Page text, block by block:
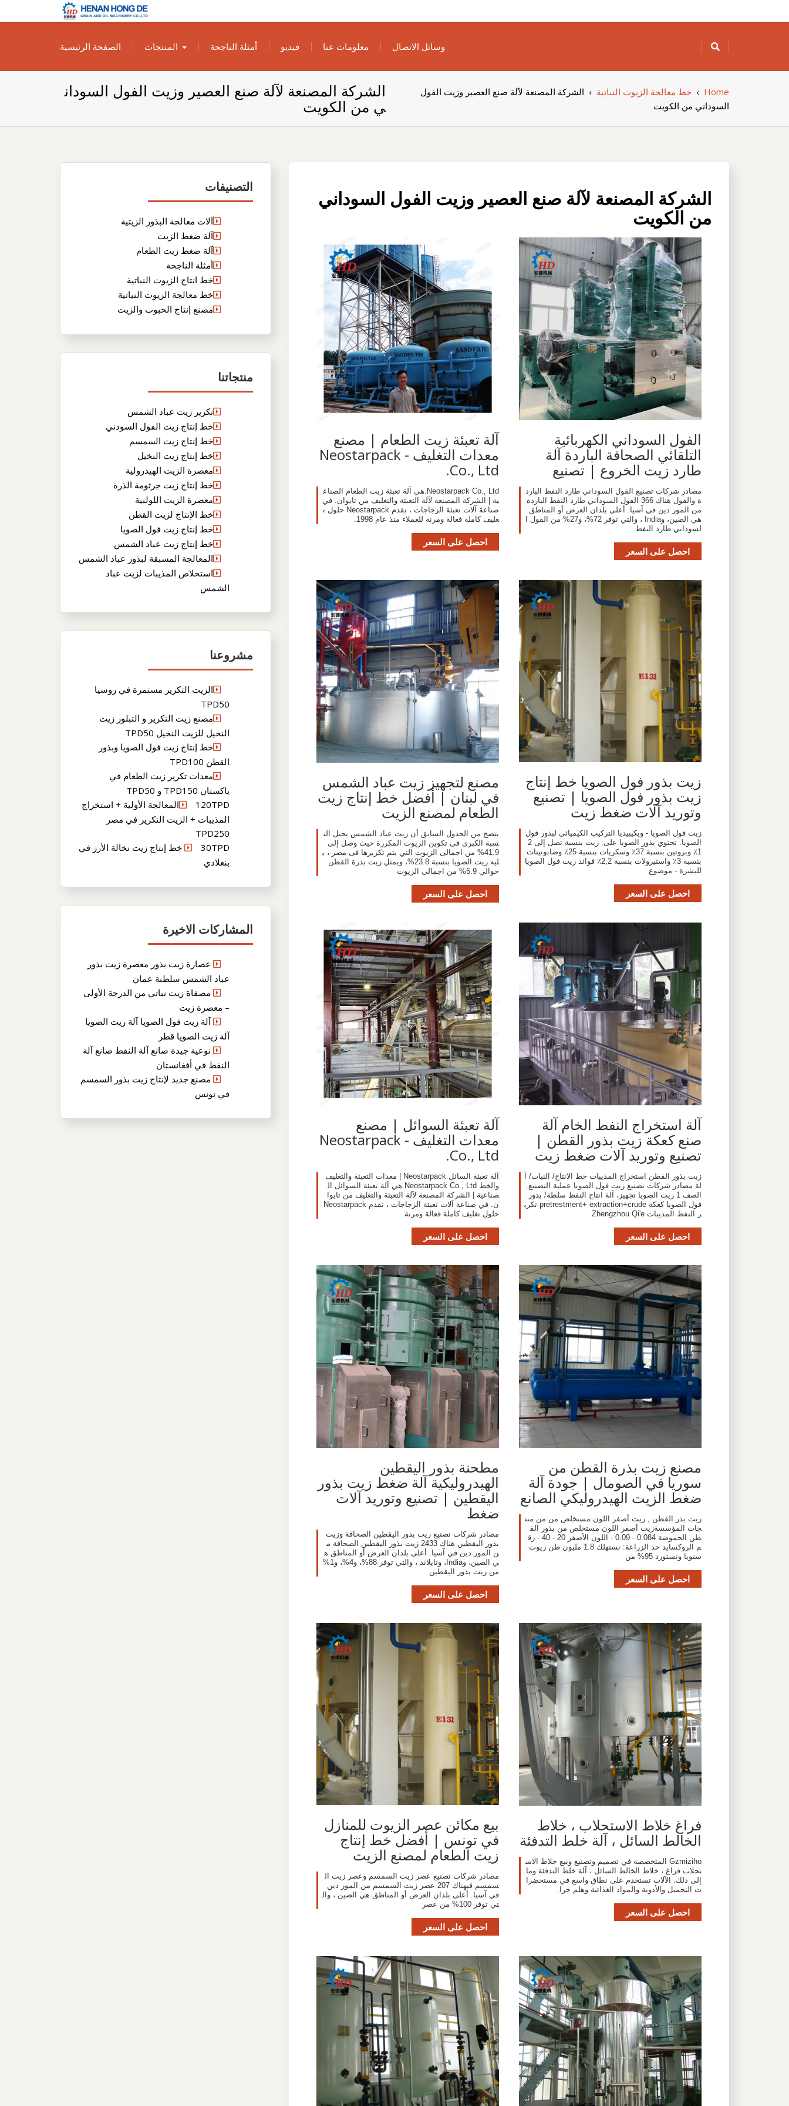
to
الزيوت النباتية
الخاص بك
الصفحة الرئيسية
المنتجات أمثلة الناجحة فيديو معلومات عنا وسائل الاتصال
الشركة المصنعة لآلة صنع العصير وزيت الفول السودان
ي من الكويت
Home
› خط معالجة الزيوت النباتية › الشركة المصنعة لآلة صنع العصير وزيت الفول
السوداني من الكويت
التصنيفات
آلات معالجة البذور الزيتية
آلة ضغط الزيت
آلة ضغط زيت الطعام
أمثلة الناجحة
خط انتاج الزيوت النباتية
خط معالجة الزيوت النباتية
مصنع إنتاج الحبوب والزيت
منتجاتنا
تكرير زيت عباد الشمس
خط إنتاج زيت الفول السودني
خط إنتاج زيت السمسم
خط إنتاج زيت النخيل
معصرة الزيت الهيدرولية
خط إنتاج زيت جرثومة الذرة
معصرة الزيت اللولبية
خط الإنتاج لزيت القطن
خط إنتاج زيت فول الصويا
خط إنتاج زيت عباد الشمس
المعالجة المسبقة لبذور عباد الشمس
استخلاص المذيبات لزيت عباد
الشمس
مشروعنا
الزيت التكرير مستمرة في روسيا
TPD50
مصنع زيت التكرير و التبلور زيت
النخيل للزيت النخيل TPD50
خط إنتاج زيت فول الصويا وبذور
القطن TPD100
معدات تكرير زيت الطعام في
باكستان TPD150 و TPD50
120TPDالمعالجة الأولية + استخراج
المذيبات + الزيت التكرير في مصر
TPD250
30TPD خط إنتاج زيت نخالة الأرز في
بنغلادي
المشاركات الاخيرة
عصارة زيت بذور معصرة زيت بذور
عباد الشمس سلطنة عمان
مصفاة زيت نباتي من الدرجة الأولى
– معصرة زيت
آلة زيت فول الصويا آلة زيت الصويا
آلة زيت الصويا قطر
نوعية جيدة صانع آلة النفط صانع آلة
النفط في أفغانستان
مصنع جديد لإنتاج زيت بذور السمسم
في تونس
الشركة المصنعة لآلة صنع العصير وزيت الفول السوداني
من الكويت
الفول السوداني الكهربائية
التلقائي الصحافة الباردة آلة
طارد زيت الخروع | تصنيع
مصادر شركات تصنيع الفول السوداني طارد النفط البارد
ة والفول هناك 366 الفول السوداني طارد النفط الباردة
من المور دين في آسيا. أعلى بلدان العرض أو المناطق
هي الصين، وIndia ، والتي توفر 72%، و27% من الفول ا
لسوداني طارد النفط
احصل على السعر
آلة تعبئة زيت الطعام | مصنع
معدات التغليف - Neostarpack
Co., Ltd.
Neostarpack Co., Ltd.هي آلة تعبئة زيت الطعام الصناع
ية | الشركة المصنعة لآلة التعبئة والتغليف من تايوان. في
صناعة آلات تعبئة الزجاجات ، تقدم Neostarpack حلول ت
غليف كاملة فعالة ومرنة للعملاء منذ عام 1998.
احصل على السعر
زيت بذور فول الصويا خط إنتاج
زيت بذور فول الصويا | تصنيع
وتوريد آلات ضغط زيت
زيت فول الصويا - ويكيبيديا التركيب الكيميائي لبذور فول
الصويا. تحتوي بذور الصويا على: زيت بنسبة تصل إلى 2
1٪ وبروتين بنسبة 37٪ وسكريات بنسبة 25٪ وصابونينات
بنسبة 3٪ واستيرولات بنسبة 2,2٪ فوائد زيت فول الصويا
للبشرة - موضوع
احصل على السعر
مصنع لتجهيز زيت عباد الشمس
في لبنان | أفضل خط إنتاج زيت
الطعام لمصنع الزيت
يتضح من الجدول السابق أن زيت عباد الشمس يحتل الن
سبة الكبرى فى تكوين الزيوت المكررة حيث وصل إلى
41.9% من اجمالى الزيوت التي يتم تكريرها فى مصر ، ي
ليه زيت الصويا بنسبة 23.8%، ويمثل زيت بذرة القطن
حوالي 5.9% من اجمالى الزيوت
احصل على السعر
آلة استخراج النفط الخام آلة
صنع كعكة زيت بذور القطن |
تصنيع وتوريد آلات ضغط زيت
زيت بذور القطن استخراج المذيبات خط الانتاج/ النبات/ آ
لة مصادر شركات تصنيع زيت فول الصويا عملية التصنيع.
الصف 1 زيت الصويا تجهيز، آلة انتاج النفط سلطة/ بذور
فول الصويا كعكة pretrestment+ extraction+crude تكري
ر النفط المذيبات Zhengzhou Qi'e
احصل على السعر
آلة تعبئة السوائل | مصنع
معدات التغليف - Neostarpack
Co., Ltd.
آلة تعبئة السائل Neostarpack | معدات التعبئة والتغليف
والخط Neostarpack Co., Ltd.هي آلة تعبئة السوائل ال
صناعية | الشركة المصنعة لآلة التعبئة والتغليف من تايوا
ن. في صناعة آلات تعبئة الزجاجات ، تقدم Neostarpack
حلول تغليف كاملة فعالة ومرنة
احصل على السعر
مصنع زيت بذرة القطن من
سوريا في الصومال | جودة آلة
ضغط الزيت الهيدروليكي الصانع
زيت بذر القطن , زيت أصفر اللون مستخلص من من منت
جات المؤسسةزيت أصفر اللون مستخلص من بذور الق
طن الحموضة 0.084 - 0.09 - اللون الأصفر 20 - 40 - رق
م الروكسايد حد الزراعة: نستهلك 1.8 مليون طن زيوت
سنويا ونستورد 95% من
احصل على السعر
مطحنة بذور اليقطين
الهيدروليكية آلة ضغط زيت بذور
اليقطين | تصنيع وتوريد آلات
ضغط
مصادر شركات تصنيع زيت بذور اليقطين الصحافة وزيت
بذور اليقطين هناك 2433 زيت بذور اليقطين الصحافة م
ن المور دين في آسيا. أعلى بلدان العرض أو المناطق ه
ي الصين، وIndia، وتايلاند ، والتي توفر 88%، و4%، و1%
من زيت بذور اليقطين
احصل على السعر
فراغ خلاط الاستحلاب ، خلاط
الخالط السائل ، آلة خلط التدفئة
Gzmiziho المتخصصة في تصميم وتصنيع وبيع خلاط الاس
تحلاب فراغ ، خلاط الخالط السائل ، آلة خلط التدفئة وما
إلى ذلك. الآلات تستخدم على نطاق واسع في مستحضرا
ت التجميل والأدوية والمواد الغذائية وهلم جرا.
احصل على السعر
بيع مكائن عصر الزيوت للمنازل
في تونس | أفضل خط إنتاج
زيت الطعام لمصنع الزيت
مصادر شركات تصنيع عصر زيت السمسم وعصر زيت ال
سمسم فيهناك 207 عصر زيت السمسم من المور دين
في آسيا. أعلى بلدان العرض أو المناطق هي الصين ، وال
تي توفر 100% من عصر
احصل على السعر